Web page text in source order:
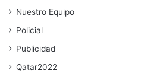
Nuestro Equipo
Policial
Publicidad
Qatar2022